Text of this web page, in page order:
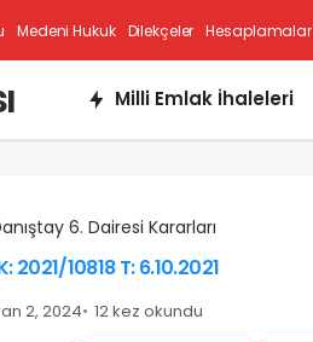
Medeni Hukuk Dilekçeler Hesaplamalar
Milli Emlak İhaleleri
6. Dairesi Kararları
2021/10818 T: 6.10.2021
2, 2024 12 kez okundu